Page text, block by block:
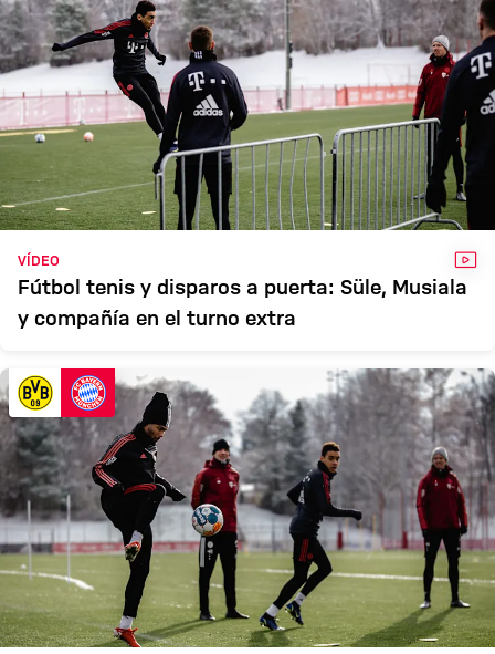
VÍDEO
Fútbol tenis y disparos a puerta: Süle, Musiala
y compañía en el turno extra